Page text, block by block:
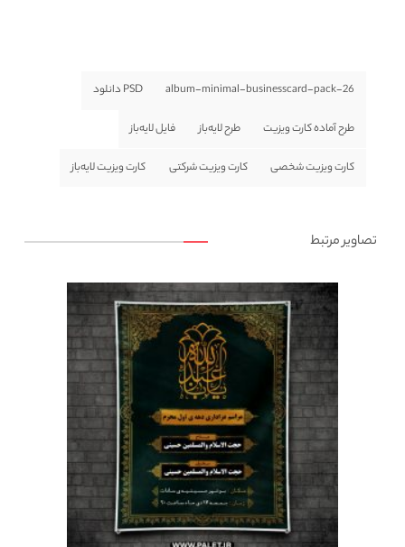
album-minimal-businesscard-pack-26 PSD دانلود
طرح آماده کارت ویزیت طرح لایه‌باز فایل لایه‌باز
کارت ویزیت شخصی کارت ویزیت شرکتی کارت ویزیت لایه‌باز
تصاویر مرتبط